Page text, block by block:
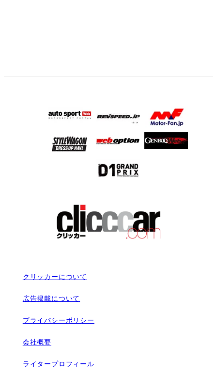
クリッカーについて
広告掲載について
プライバシーポリシー
会社概要
ライタープロフィール